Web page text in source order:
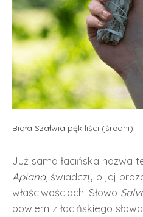
Biała Szałwia pęk liści (średni)
Już sama łacińska nazwa
Apiana, świadczy o jej
właściwościach. Słowo
bowiem z łacińskiego słowa